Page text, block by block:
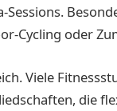
Cycling oder
Viele
die